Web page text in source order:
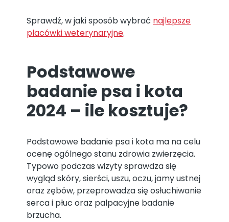
Sprawdź, w jaki sposób wybrać najlepsze
placówki weterynaryjne.
Podstawowe
badanie psa i kota
2024 – ile kosztuje?
Podstawowe badanie psa i kota ma na celu
ocenę ogólnego stanu zdrowia zwierzęcia.
Typowo podczas wizyty sprawdza się
wygląd skóry, sierści, uszu, oczu, jamy ustnej
oraz zębów, przeprowadza się osłuchiwanie
serca i płuc oraz palpacyjne badanie
brzucha.